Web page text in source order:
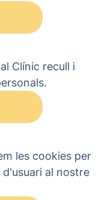
Clínic recull i
les cookies per
al nostre